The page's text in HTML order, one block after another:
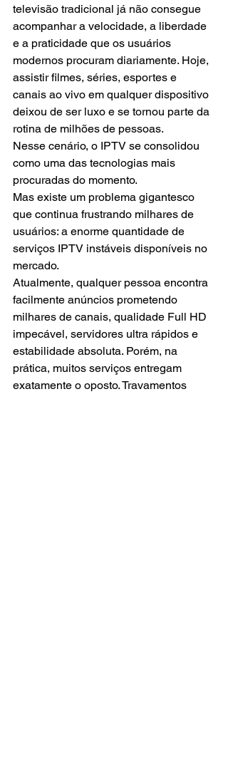
televisão tradicional já não consegue
acompanhar a velocidade, a liberdade
e a praticidade que os usuários
modernos procuram diariamente. Hoje,
assistir filmes, séries, esportes e
canais ao vivo em qualquer dispositivo
deixou de ser luxo e se tornou parte da
rotina de milhões de pessoas.
Nesse cenário, o IPTV se consolidou
como uma das tecnologias mais
procuradas do momento.
Mas existe um problema gigantesco
que continua frustrando milhares de
usuários: a enorme quantidade de
serviços IPTV instáveis disponíveis no
mercado.
Atualmente, qualquer pessoa encontra
facilmente anúncios prometendo
milhares de canais, qualidade Full HD
impecável, servidores ultra rápidos e
estabilidade absoluta. Porém, na
prática, muitos serviços entregam
exatamente o oposto. Travamentos